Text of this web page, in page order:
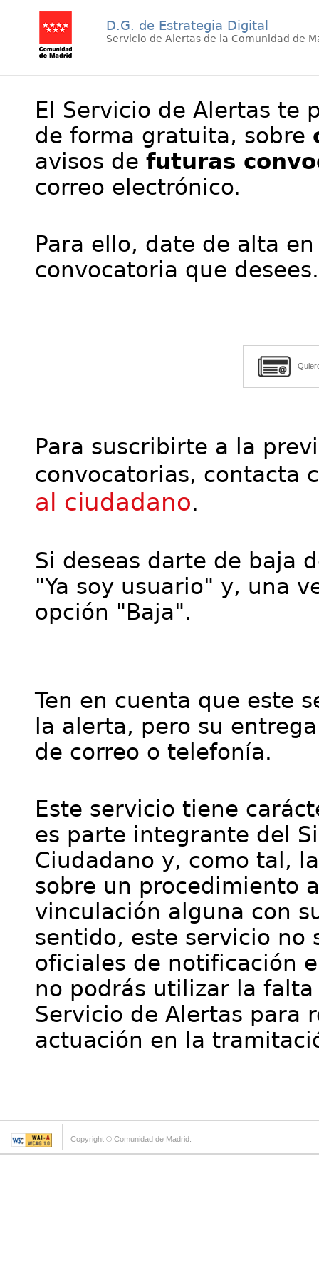
D.G. de Estrategia Digital
Servicio de Alertas de la Comunidad de
El Servicio de Alertas te
de forma gratuita, sobre
avisos de futuras
correo electrónico.
Para ello, date de alta
convocatoria que desees.
Para suscribirte a la
convocatorias, contacta
al ciudadano.
Si deseas darte de baja
"Ya soy usuario" y, una
opción "Baja".
Ten en cuenta que este
la alerta, pero su
de correo o telefonía.
Este servicio tiene
es parte integrante del
Ciudadano y, como tal,
sobre un procedimiento
vinculación alguna con
sentido, este servicio no
oficiales de notificación
no podrás utilizar la
Servicio de Alertas para
actuación en la
Copyright © Comunidad de Madrid.